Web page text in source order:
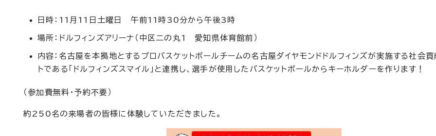
日時：11月11日土曜日 午前11時30分から午後3時
場所：ドルフィンズアリーナ（中区二の丸1 愛知県体育館前）
内容：名古屋を本拠地とするプロバスケットボールチームの名古屋ダイヤモンドドルフィンズが実施する社会貢
トである「ドルフィンズスマイル」と連携し、選手が使用したバスケットボールからキーホルダーを作ります！
（参加費無料・予約不要）
約250名の来場者の皆様に体験していただきました。